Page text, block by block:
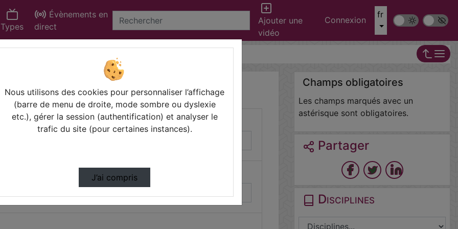
Types
Évènements en
direct
Ajouter une
vidéo
Connexion
fr
Mode sombre
Police
Champs obligatoires
Les champs marqués avec un
astérisque sont obligatoires.
Partager
Disciplines
Nous utilisons des cookies pour personnaliser l’affichage
(barre de menu de droite, mode sombre ou dyslexie
etc.), gérer la session (authentification) et analyser le
trafic du site (pour certaines instances).
J’ai compris